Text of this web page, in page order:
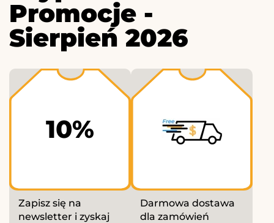
Promocje -
Sierpień 2026
10%
Zapisz się na
newsletter i zyskaj
Darmowa dostawa
dla zamówień